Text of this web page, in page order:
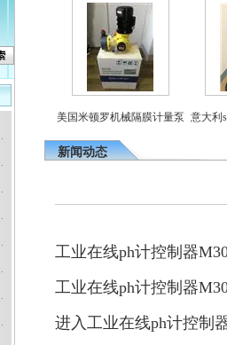
美国米顿罗机械隔膜计量泵 意大利
新闻动态
工业在线ph计控制器
工业在线ph计控制器
进入工业在线ph计控制